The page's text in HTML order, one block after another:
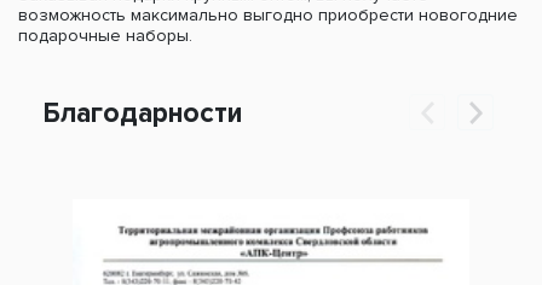
возможность максимально выгодно приобрести новогодние
подарочные наборы.
Благодарности